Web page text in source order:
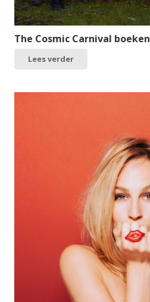
The Cosmic Carnival boeken
Lees verder